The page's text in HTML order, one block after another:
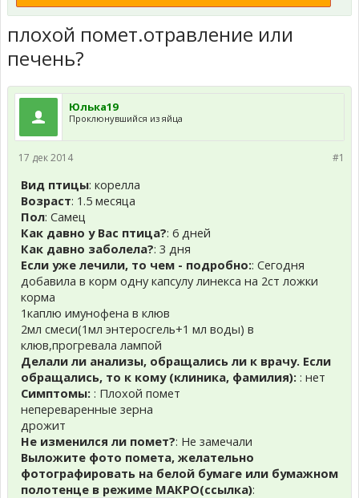
плохой помет.отравление или
печень?
Юлька19
Проклюнувшийся из яйца
#1
17 дек 2014
Вид птицы: корелла
Возраст: 1.5 месяца
Пол: Самец
Как давно у Вас птица?: 6 дней
Как давно заболела?: 3 дня
Если уже лечили, то чем - подробно:: Сегодня
добавила в корм одну капсулу линекса на 2ст ложки
корма
1каплю имунофена в клюв
2мл смеси(1мл энтеросгель+1 мл воды) в
клюв,прогревала лампой
Делали ли анализы, обращались ли к врачу. Если
обращались, то к кому (клиника, фамилия): : нет
Симптомы: : Плохой помет
непереваренные зерна
дрожит
Не изменился ли помет?: Не замечали
Выложите фото помета, желательно
фотографировать на белой бумаге или бумажном
полотенце в режиме МАКРО(ссылка):